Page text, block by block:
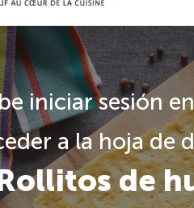
iniciar sesión
a la hoja de
de